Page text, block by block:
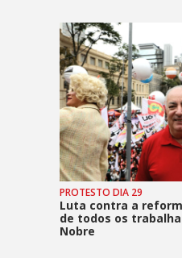
PROTESTO DIA 29
Luta contra a
de todos os
Nobre